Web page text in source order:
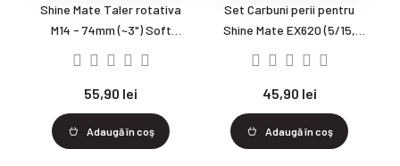
Shine Mate Taler rotativa
M14 - 74mm (~3") Soft
55,90 lei
Adaugă în coş
Set Carbuni perii pentru
Shine Mate EX620 (5/15,
45,90 lei
Adaugă în coş